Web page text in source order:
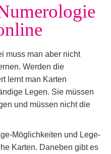
muss man aber nicht
Werden die
lernt man Karten
Legen. Sie müssen
und müssen nicht die
Möglichkeiten und Lege-
Karten. Daneben gibt es